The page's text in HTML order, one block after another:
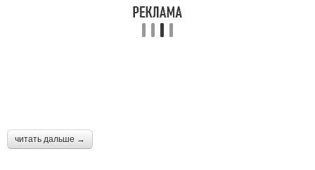
читать дальше →